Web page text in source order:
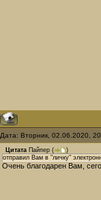
Дата: Вторник, 02.06.2020,
Цитата Пайпер (
)
отправил Вам в "личку"
Очень благодарен Вам,